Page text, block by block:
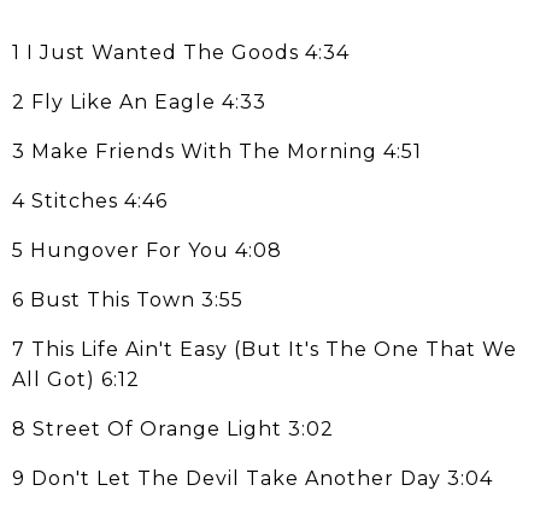
1 I Just Wanted The Goods 4:34
2 Fly Like An Eagle 4:33
3 Make Friends With The Morning 4:51
4 Stitches 4:46
5 Hungover For You 4:08
6 Bust This Town 3:55
7 This Life Ain't Easy (But It's The One That We
All Got) 6:12
8 Street Of Orange Light 3:02
9 Don't Let The Devil Take Another Day 3:04